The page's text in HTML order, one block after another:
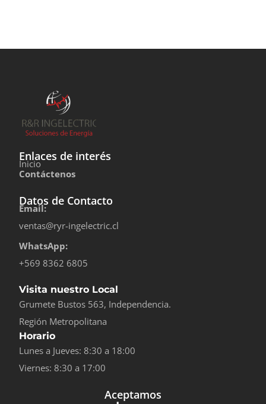
Enlaces de interés
Inicio
Contáctenos
Datos de Contacto
Email:
ventas@ryr-ingelectric.cl
WhatsApp:
+569 8362 6805
Visita nuestro Local
Grumete Bustos 563, Independencia.
Región Metropolitana
Horario
Lunes a Jueves: 8:30 a 18:00
Viernes: 8:30 a 17:00
Aceptamos